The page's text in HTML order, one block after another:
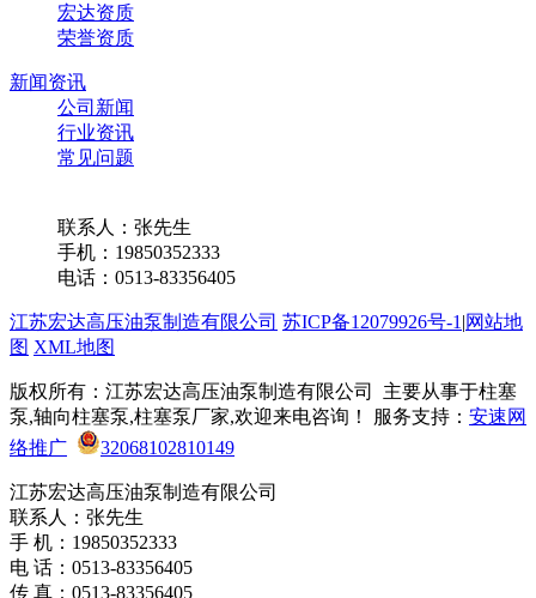
宏达资质
荣誉资质
新闻资讯
公司新闻
行业资讯
常见问题
联系人：张先生
手机：19850352333
电话：0513-83356405
江苏宏达高压油泵制造有限公司 苏ICP备12079926号-1 |网站地
图 XML地图
版权所有：江苏宏达高压油泵制造有限公司 主要从事于柱塞
泵,轴向柱塞泵,柱塞泵厂家,欢迎来电咨询！ 服务支持： 安速网
络推广
32068102810149
江苏宏达高压油泵制造有限公司
联系人：张先生
手 机：19850352333
电 话：0513-83356405
传 真：0513-83356405